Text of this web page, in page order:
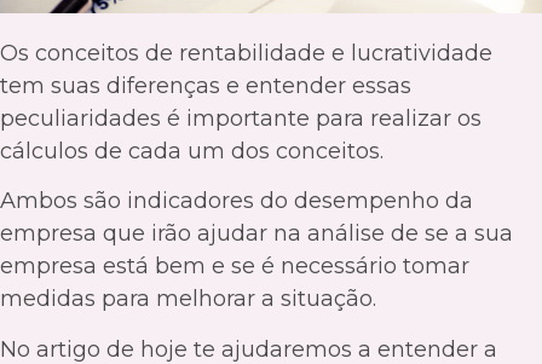
Os conceitos de rentabilidade e lucratividade
tem suas diferenças e entender essas
peculiaridades é importante para realizar os
cálculos de cada um dos conceitos.
Ambos são indicadores do desempenho da
empresa que irão ajudar na análise de se a sua
empresa está bem e se é necessário tomar
medidas para melhorar a situação.
No artigo de hoje te ajudaremos a entender a